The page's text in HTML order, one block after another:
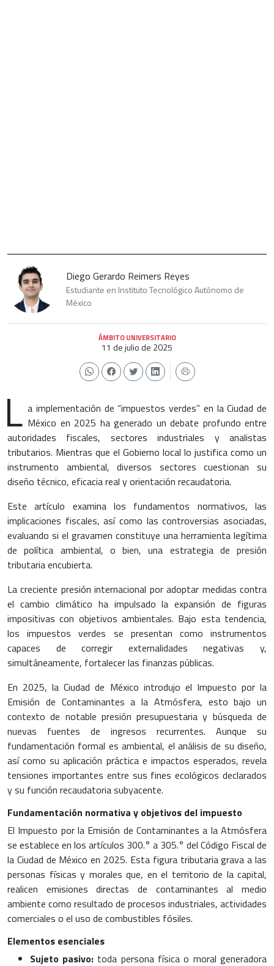
Diego Gerardo Reimers Reyes
Estudiante en Instituto Tecnológico Autónomo de
México
ÁMBITO UNIVERSITARIO
11 de julio de 2025
L a implementación de “impuestos verdes” en la Ciudad de
México en 2025 ha generado un debate profundo entre
autoridades fiscales, sectores industriales y analistas
tributarios. Mientras que el Gobierno local lo justifica como un
instrumento ambiental, diversos sectores cuestionan su
diseño técnico, eficacia real y orientación recaudatoria.
Este artículo examina los fundamentos normativos, las
implicaciones fiscales, así como las controversias asociadas,
evaluando si el gravamen constituye una herramienta legítima
de política ambiental, o bien, una estrategia de presión
tributaria encubierta.
La creciente presión internacional por adoptar medidas contra
el cambio climático ha impulsado la expansión de figuras
impositivas con objetivos ambientales. Bajo esta tendencia,
los impuestos verdes se presentan como instrumentos
capaces de corregir externalidades negativas y,
simultáneamente, fortalecer las finanzas públicas.
En 2025, la Ciudad de México introdujo el Impuesto por la
Emisión de Contaminantes a la Atmósfera, esto bajo un
contexto de notable presión presupuestaria y búsqueda de
nuevas fuentes de ingresos recurrentes. Aunque su
fundamentación formal es ambiental, el análisis de su diseño,
así como su aplicación práctica e impactos esperados, revela
tensiones importantes entre sus fines ecológicos declarados
y su función recaudatoria subyacente.
Fundamentación normativa y objetivos del impuesto
El Impuesto por la Emisión de Contaminantes a la Atmósfera
se establece en los artículos 300.° a 305.° del Código Fiscal de
la Ciudad de México en 2025. Esta figura tributaria grava a las
personas físicas y morales que, en el territorio de la capital,
realicen emisiones directas de contaminantes al medio
ambiente como resultado de procesos industriales, actividades
comerciales o el uso de combustibles fósiles.
Elementos esenciales
Sujeto pasivo: toda persona física o moral generadora